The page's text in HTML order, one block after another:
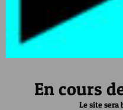
En cours
Le site